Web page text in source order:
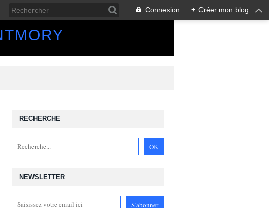
Connexion + Créer mon blog
NEWSLETTER
RECHERCHE